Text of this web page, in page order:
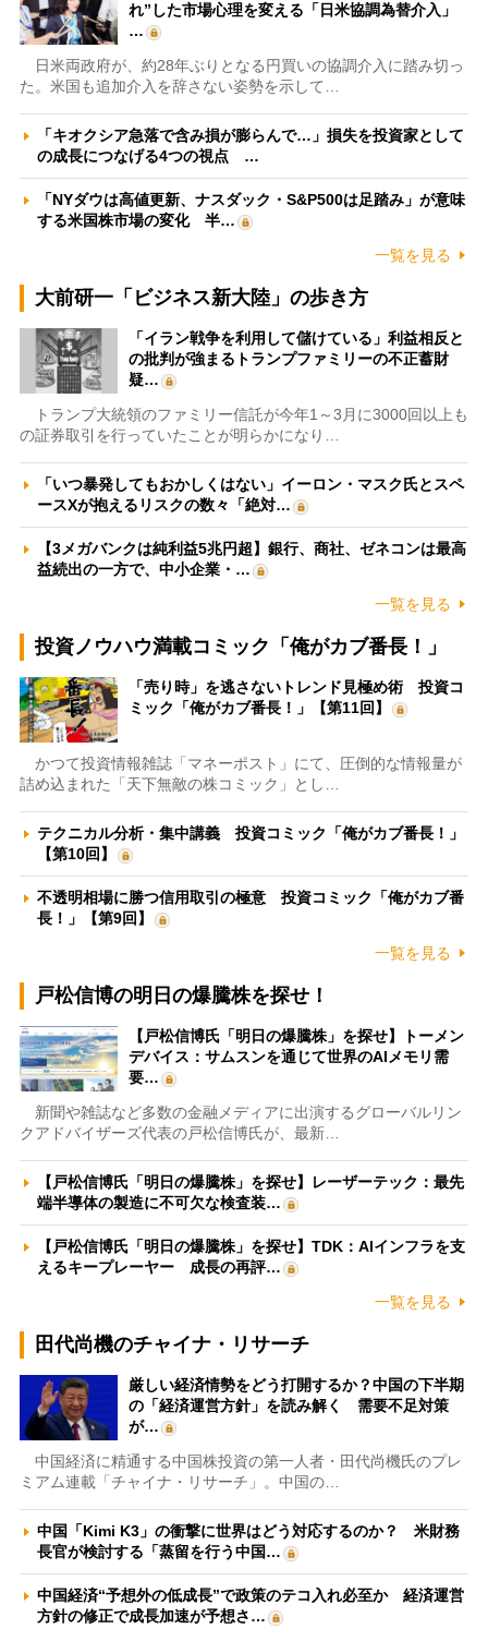
れ”した市場心理を変える「日米協調為替介入」
…
日米両政府が、約28年ぶりとなる円買いの協調介入に踏み切っ
た。米国も追加介入を辞さない姿勢を示して…
「キオクシア急落で含み損が膨らんで…」損失を投資家として
の成長につなげる4つの視点 …
「NYダウは高値更新、ナスダック・S&P500は足踏み」が意味
する米国株市場の変化 半…
一覧を見る
大前研一「ビジネス新大陸」の歩き方
「イラン戦争を利用して儲けている」利益相反と
の批判が強まるトランプファミリーの不正蓄財
疑…
トランプ大統領のファミリー信託が今年1～3月に3000回以上も
の証券取引を行っていたことが明らかになり…
「いつ暴発してもおかしくはない」イーロン・マスク氏とスペ
ースXが抱えるリスクの数々「絶対…
【3メガバンクは純利益5兆円超】銀行、商社、ゼネコンは最高
益続出の一方で、中小企業・…
一覧を見る
投資ノウハウ満載コミック「俺がカブ番長！」
「売り時」を逃さないトレンド見極め術 投資コ
ミック「俺がカブ番長！」【第11回】
かつて投資情報雑誌「マネーポスト」にて、圧倒的な情報量が
詰め込まれた「天下無敵の株コミック」とし…
テクニカル分析・集中講義 投資コミック「俺がカブ番長！」
【第10回】
不透明相場に勝つ信用取引の極意 投資コミック「俺がカブ番
長！」【第9回】
一覧を見る
戸松信博の明日の爆騰株を探せ！
【戸松信博氏「明日の爆騰株」を探せ】トーメン
デバイス：サムスンを通じて世界のAIメモリ需
要…
新聞や雑誌など多数の金融メディアに出演するグローバルリン
クアドバイザーズ代表の戸松信博氏が、最新…
【戸松信博氏「明日の爆騰株」を探せ】レーザーテック：最先
端半導体の製造に不可欠な検査装…
【戸松信博氏「明日の爆騰株」を探せ】TDK：AIインフラを支
えるキープレーヤー 成長の再評…
一覧を見る
田代尚機のチャイナ・リサーチ
厳しい経済情勢をどう打開するか？中国の下半期
の「経済運営方針」を読み解く 需要不足対策
が…
中国経済に精通する中国株投資の第一人者・田代尚機氏のプレ
ミアム連載「チャイナ・リサーチ」。中国の…
中国「Kimi K3」の衝撃に世界はどう対応するのか？ 米財務
長官が検討する「蒸留を行う中国…
中国経済“予想外の低成長”で政策のテコ入れ必至か 経済運営
方針の修正で成長加速が予想さ…